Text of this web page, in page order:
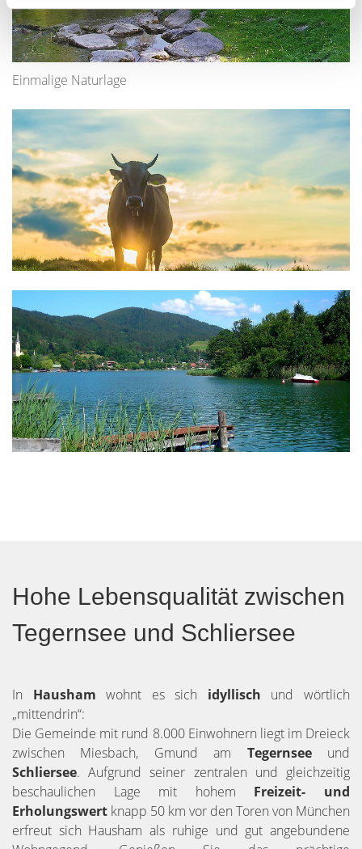
Einmalige Naturlage
Hohe Lebensqualität zwischen
Tegernsee und Schliersee
In Hausham wohnt es sich idyllisch und wörtlich
„mittendrin“:
Die Gemeinde mit rund 8.000 Einwohnern liegt im Dreieck
zwischen Miesbach, Gmund am Tegernseeund
Schliersee. Aufgrund seiner zentralen und gleichzeitig
beschaulichen Lage mit hohem Freizeit- und
Erholungswert knapp 50 km vor den Toren von München
erfreut sich Hausham als ruhige und gut angebundene